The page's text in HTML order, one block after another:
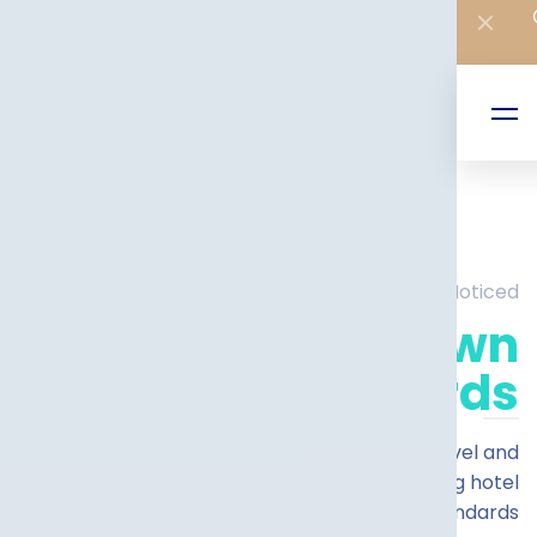
Good Vibes This Good Get Noticed
OZO George Town
Penang Awards
Recipients of the world’s leading travel and
hospitality accolades, our award-winning hotel
consistently showcase the high standards.